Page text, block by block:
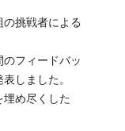
挑戦者による
フィードバッ
しました。
埋め尽くした